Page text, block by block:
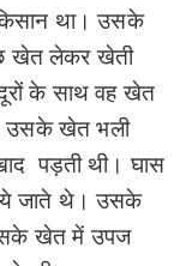
था। उसके
खेत लेकर खेती
के साथ वह खेत
उसके खेत भली
पड़ती थी। घास
जाते थे। उसके
खेत में उपज